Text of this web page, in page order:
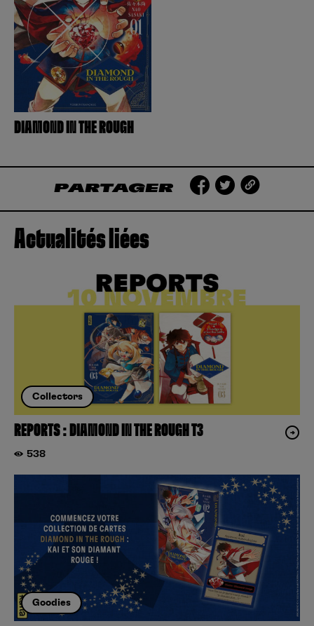
DIAMOND IN THE ROUGH
PARTAGER
Actualités liées
Collectors
REPORTS : DIAMOND IN THE ROUGH T3
538
Goodies
Se connecter
Hunter x Hunter
Fire Force
Black Butler